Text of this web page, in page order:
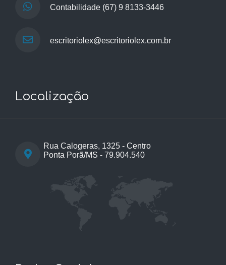
Contabilidade (67) 9 8133-3446
escritoriolex@escritoriolex.com.br
Localização
Rua Calogeras, 1325 - Centro
Ponta Porã/MS - 79.904.540